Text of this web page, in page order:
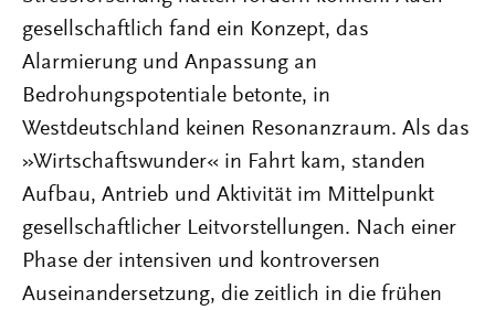
gesellschaftlich fand ein Konzept, das
Alarmierung und Anpassung an
Bedrohungspotentiale betonte, in
Westdeutschland keinen Resonanzraum. Als das
»Wirtschaftswunder« in Fahrt kam, standen
Aufbau, Antrieb und Aktivität im Mittelpunkt
gesellschaftlicher Leitvorstellungen. Nach einer
Phase der intensiven und kontroversen
Auseinandersetzung, die zeitlich in die frühen